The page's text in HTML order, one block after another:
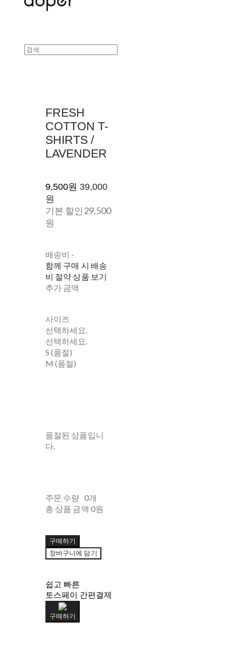
FRESH
COTTON T-
SHIRTS /
LAVENDER
9,500원 39,000
원
기본 할인 29,500
원
배송비 -
함께 구매 시 배송
비 절약 상품 보기
추가 금액
사이즈
선택하세요.
선택하세요.
S (품절)
M (품절)
품절된 상품입니
다.
주문 수량 0개
총 상품 금액 0원
구매하기
장바구니에 담기
쉽고 빠른
토스페이 간편결제
구매하기